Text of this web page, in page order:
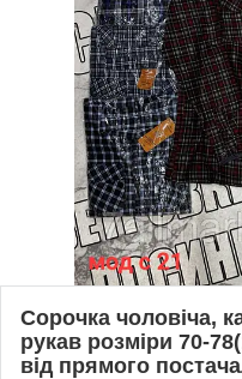
Сорочка чоловіча,
рукав розміри 70-
від прямого